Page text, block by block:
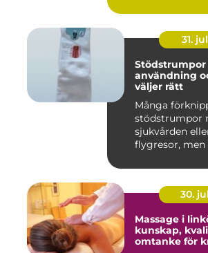
31. jul
Stödstrumpor funktion,
användning
väljer rätt
Många
stödstrumpor
sjukvården
flygresor, men
30. jul
Massage i
kunskap,
omtanke för